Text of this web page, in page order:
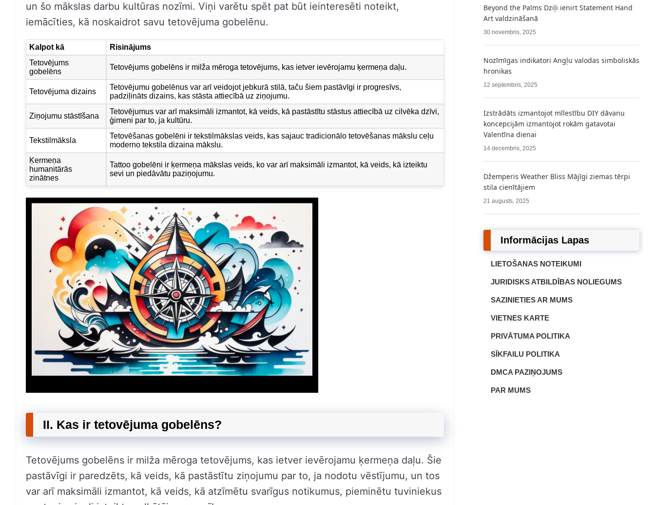
un šo mākslas darbu kultūras nozīmi. Viņi varētu spēt pat būt ieinteresēti noteikt,
iemācīties, kā noskaidrot savu tetovējuma gobelēnu.
Kalpot kā
Risinājums
Tetovējums
gobelēns
Tetovējums gobelēns ir milža mēroga tetovējums, kas ietver ievērojamu ķermeņa daļu.
Tetovējuma dizains
Tetovējumu gobelēnus var arī veidojot jebkurā stilā, taču šiem pastāvīgi ir progresīvs,
padziļināts dizains, kas stāsta attiecībā uz ziņojumu.
Ziņojumu stāstīšana
Tetovējumus var arī maksimāli izmantot, kā veids, kā pastāstītu stāstus attiecībā uz cilvēka dzīvi,
ģimeni par to, ja kultūru.
Tekstilmāksla
Tetovēšanas gobelēni ir tekstilmākslas veids, kas sajauc tradicionālo tetovēšanas mākslu ceļu
moderno tekstila dizaina mākslu.
Ķermeņa
humanitārās
zinātnes
Tattoo gobelēni ir ķermeņa mākslas veids, ko var arī maksimāli izmantot, kā veids, kā izteiktu
sevi un piedāvātu paziņojumu.
II. Kas ir tetovējuma gobelēns?
Tetovējums gobelēns ir milža mēroga tetovējums, kas ietver ievērojamu ķermeņa daļu. Šie
pastāvīgi ir paredzēts, kā veids, kā pastāstītu ziņojumu par to, ja nodotu vēstījumu, un tos
var arī maksimāli izmantot, kā veids, kā atzīmētu svarīgus notikumus, pieminētu tuviniekus
Beyond the Palms Dziļi ienirt Statement Hand
Art valdzināšanā
30 novembris, 2025
Nozīmīgas indikatori Angļu valodas simboliskās
hronikas
12 septembris, 2025
Izstrādāts izmantojot mīlestību DIY dāvanu
koncepcijām izmantojot rokām gatavotai
Valentīna dienai
14 decembris, 2025
Džemperis Weather Bliss Mājīgi ziemas tērpi
stila cienītājiem
21 augusts, 2025
Informācijas Lapas
LIETOŠANAS NOTEIKUMI
JURIDISKS ATBILDĪBAS NOLIEGUMS
SAZINIETIES AR MUMS
VIETNES KARTE
PRIVĀTUMA POLITIKA
SĪKFAILU POLITIKA
DMCA PAZIŅOJUMS
PAR MUMS